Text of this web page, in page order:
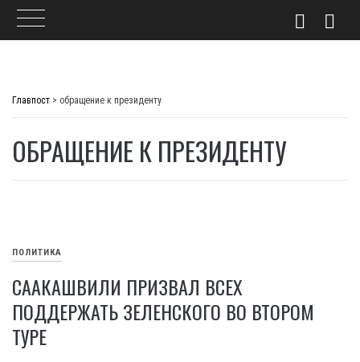
Главпост > обращение к президенту
ОБРАЩЕНИЕ К ПРЕЗИДЕНТУ
ПОЛИТИКА
СААКАШВИЛИ ПРИЗВАЛ ВСЕХ
ПОДДЕРЖАТЬ ЗЕЛЕНСКОГО ВО ВТОРОМ
ТУРЕ